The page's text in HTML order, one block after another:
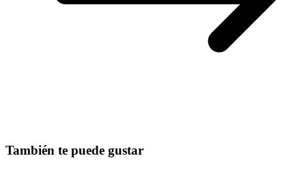
También te puede gustar